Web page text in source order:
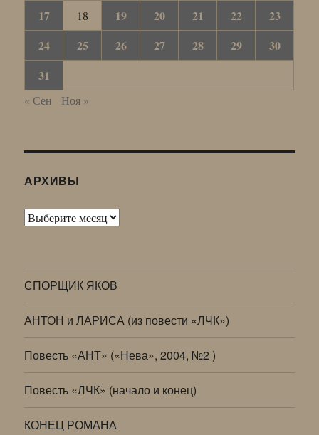
17 18 19 20 21 22
23
24
25 26 27 28 29
30
31
« Сен Ноя »
АРХИВЫ
Архивы
СПОРЩИК ЯКОВ
АНТОН и ЛАРИСА (из повести «ЛЧК»)
Повесть «АНТ» («Нева», 2004, №2 )
Повесть «ЛЧК» (начало и конец)
КОНЕЦ РОМАНА